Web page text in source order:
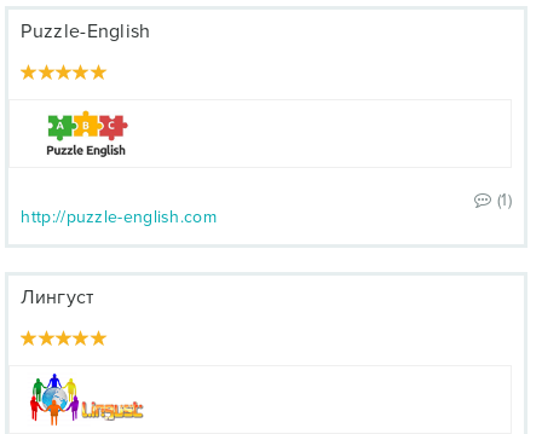
Puzzle-English
(1)
http://puzzle-english.com
Лингуст